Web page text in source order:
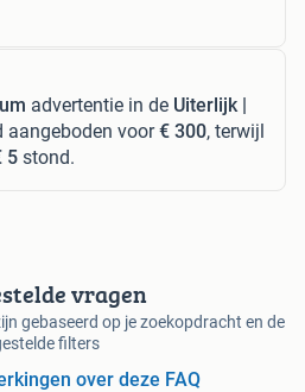
advertentie in de Uiterlijk |
aangeboden voor€ 300, terwijl
5 stond.
vragen
gebaseerd op je zoekopdracht en de
filters
over deze FAQ